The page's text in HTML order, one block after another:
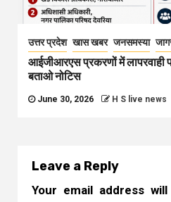
उत्तर प्रदेश खास खबर जनसमस्या
आईजीआरएस प्रकरणों में लापरवाही
बताओ नोटिस
June 30, 2026 H S live news
Leave a Reply
Your email address